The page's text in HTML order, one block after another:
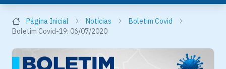
Página Inicial Notícias
Boletim Covid
Boletim Covid-19: 06/07/2020